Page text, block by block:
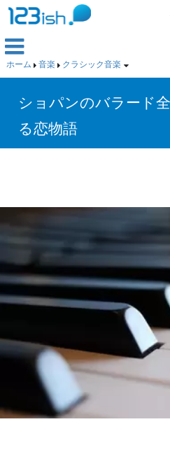

ホーム  音楽  クラシック音楽 
ショパンのバラード
る恋物語